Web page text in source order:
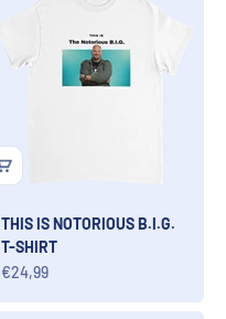
THIS IS NOTORIOUS B.I.G.
T-SHIRT
Angebot
€24,99